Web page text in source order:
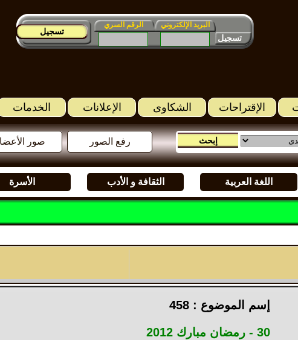
تسجيل
البريد الإلكتروني الرقم السري
الإقتراحات الشكاوى الإعلانات الخدمات
رفع الصور صور
اللغة العربية الثقافة و الأدب الأسرة
إسم الموضوع : 458
30 - رمضان مبارك 2012